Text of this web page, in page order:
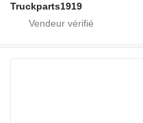
Truckparts1919